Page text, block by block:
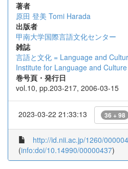
著者
原田 登美 Tomi Harada
出版者
甲南大学国際言語文化センター
雑誌
言語と文化 = Language and
Institute for Language and Culture
巻号頁・発行日
vol.10, pp.203-217, 2006-03-15
2023-03-22 21:33:13 36 + 98
http://id.nii.ac.jp/1260/
(info:doi/10.14990/00000437)